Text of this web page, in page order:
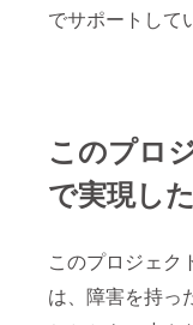
でサポートして
このプロ
で実現し
このプロジェク
は、障害を持っ